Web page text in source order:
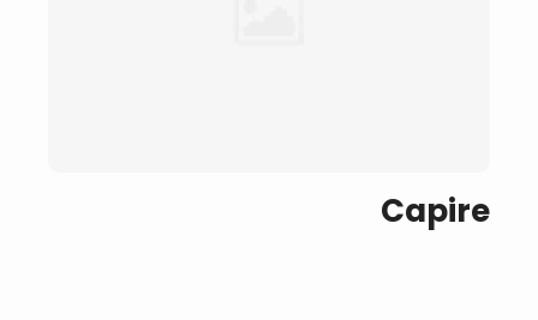
Capire